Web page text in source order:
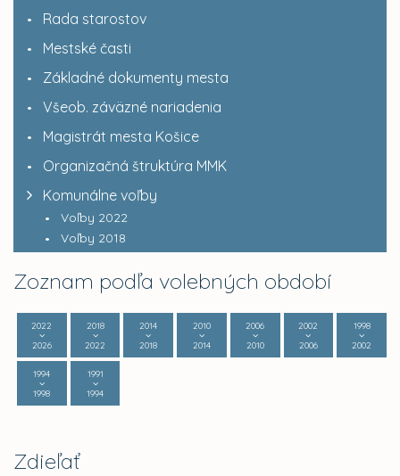
Rada starostov
Mestské časti
Základné dokumenty mesta
Všeob. záväzné nariadenia
Magistrát mesta Košice
Organizačná štruktúra MMK
Komunálne voľby
Voľby 2022
Voľby 2018
Zoznam podľa volebných období
2022
2026
2018
2022
2014
2018
2010
2014
2006
2010
2002
2006
1998
2002
1994
1998
1991
1994
Zdieľať